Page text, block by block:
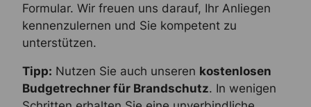
Formular. Wir freuen uns darauf, Ihr Anliegen
kennenzulernen und Sie kompetent zu
unterstützen.
Tipp: Nutzen Sie auch unseren kostenlosen
Budgetrechner für Brandschutz. In wenigen